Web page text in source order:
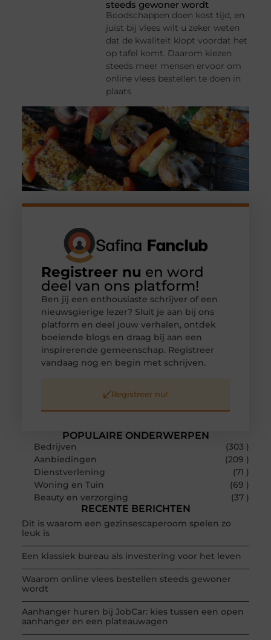
steeds gewoner wordt
Boodschappen doen kost tijd, en
juist bij vlees wilt u zeker weten
dat de kwaliteit klopt voordat het
op tafel komt. Daarom kiezen
steeds meer mensen ervoor om
online vlees bestellen te doen in
plaats
POPULAIRE ONDERWERPEN
Bedrijven
(303 )
Aanbiedingen
(209 )
Dienstverlening
(71 )
Woning en Tuin
(69 )
Beauty en verzorging
(37 )
RECENTE BERICHTEN
Dit is waarom een gezinsescaperoom spelen zo
leuk is
Een klassiek bureau als investering voor het leven
Waarom online vlees bestellen steeds gewoner
wordt
Aanhanger huren bij JobCar: kies tussen een open
aanhanger en een plateauwagen
Registreer nu en word
deel van ons platform!
Ben jij een enthousiaste schrijver of een
nieuwsgierige lezer? Sluit je aan bij ons
platform en deel jouw verhalen, ontdek
boeiende blogs en draag bij aan een
inspirerende gemeenschap. Registreer
vandaag nog en begin met schrijven.
Registreer nu!